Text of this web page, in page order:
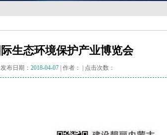
生态环境保护产业博览会
| 发布日期： 2018-04-07| 作者： | 点击次数：